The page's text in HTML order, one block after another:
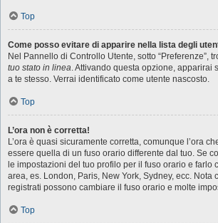
Top
Come posso evitare di apparire nella lista degli
Nel Pannello di Controllo Utente, sotto “Preferenze”,
tuo stato in linea. Attivando questa opzione, apparirai
a te stesso. Verrai identificato come utente nascosto.
Top
L’ora non è corretta!
L’ora è quasi sicuramente corretta, comunque l’ora
essere quella di un fuso orario differente dal tuo. Se
le impostazioni del tuo profilo per il fuso orario e farlo
area, es. London, Paris, New York, Sydney, ecc. Nota
registrati possono cambiare il fuso orario e molte
Top